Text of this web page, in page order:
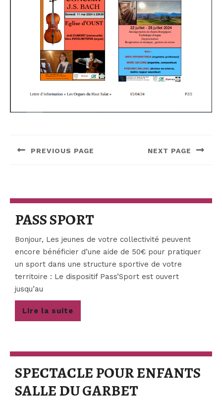
de
PREVIOUS PAGE NEXT PAGE
PASS SPORTPASS
SPORT
Bonjour, Les jeunes de votre collectivité peuvent
encore bénéficier d’une aide de 50€ pour pratiquer
un sport dans une structure sportive de votre
territoire : Le dispositif Pass’Sport est ouvert
jusqu’au
Lire la suite
la
SPECTACLE POUR ENFANTS
SALLE DU GARBETSPECTACLE